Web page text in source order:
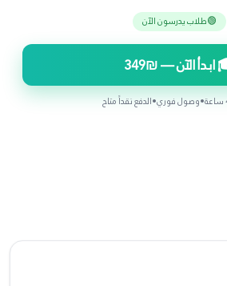
🟢طلاب يدرسون الآن
ابدأ الآن —₪349
•وصول فوري•الدفع نقداً متاح